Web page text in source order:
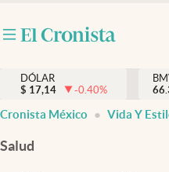
Internacionales
Opinión
Brand Strategy
DÓLAR
$ 17,14 -0.40%
Cronista México Vida Y
Salud